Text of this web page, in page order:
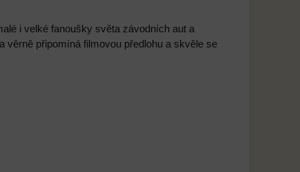
i velké fanoušky světa závodních aut a
věrně připomíná filmovou předlohu a skvěle se